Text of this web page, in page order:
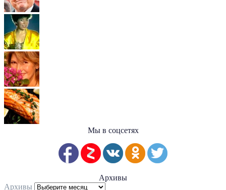
Мы в соцсетях
Архивы
Архивы